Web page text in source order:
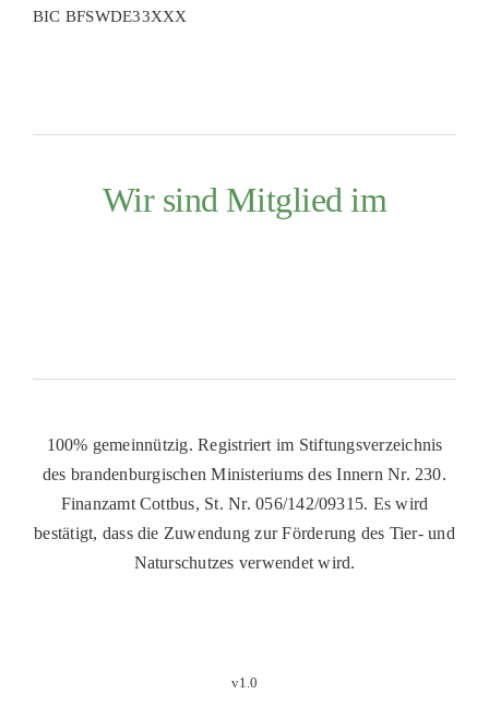
BIC BFSWDE33XXX
Wir sind Mitglied im
100% gemeinnützig. Registriert im Stiftungsverzeichnis
des brandenburgischen Ministeriums des Innern Nr. 230.
Finanzamt Cottbus, St. Nr. 056/142/09315. Es wird
bestätigt, dass die Zuwendung zur Förderung des Tier- und
Naturschutzes verwendet wird.
v1.0